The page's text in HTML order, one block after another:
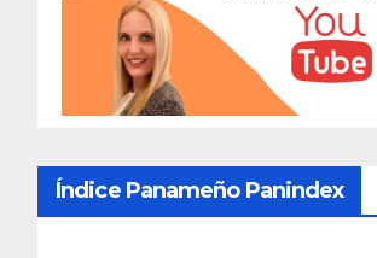
Índice Panameño Panindex